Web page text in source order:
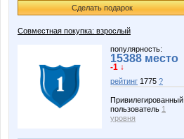
Сделать подарок
Совместная покупка: взрослый
популярность:
15388 место
-1 ↓
рейтинг 1775 ?
Привилегированный
пользователь 1
уровня